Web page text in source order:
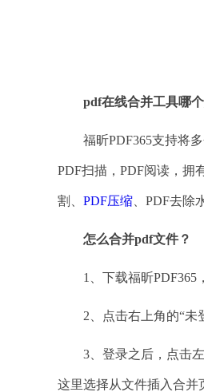
pdf在线合并工具哪
福昕PDF365支持将多
PDF扫描，PDF阅读，拥
割、 PDF压缩 、PDF去
怎么合并pdf文件？
1、下载福昕PDF365
2、点击右上角的“未登
3、登录之后，点击左
这里选择从文件插入合并